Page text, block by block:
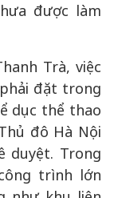
được làm
Trà, việc
đặt trong
dục thể thao
đô Hà Nội
duyệt. Trong
trình lớn